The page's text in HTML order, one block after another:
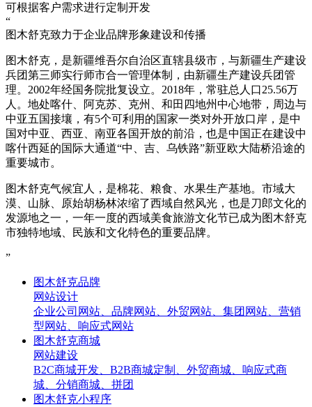
可根据客户需求进行定制开发
“
图木舒克致力于企业品牌形象建设和传播
图木舒克，是新疆维吾尔自治区直辖县级市，与新疆生产建设
兵团第三师实行师市合一管理体制，由新疆生产建设兵团管
理。2002年经国务院批复设立。2018年，常驻总人口25.56万
人。地处喀什、阿克苏、克州、和田四地州中心地带，周边与
中亚五国接壤，有5个可利用的国家一类对外开放口岸，是中
国对中亚、西亚、南亚各国开放的前沿，也是中国正在建设中
喀什西延的国际大通道“中、吉、乌铁路”新亚欧大陆桥沿途的
重要城市。
图木舒克气候宜人，是棉花、粮食、水果生产基地。市域大
漠、山脉、原始胡杨林浓缩了西域自然风光，也是刀郎文化的
发源地之一，一年一度的西域美食旅游文化节已成为图木舒克
市独特地域、民族和文化特色的重要品牌。
”
图木舒克品牌
网站设计
企业公司网站、品牌网站、外贸网站、集团网站、营销
型网站、响应式网站
图木舒克商城
网站建设
B2C商城开发、B2B商城定制、外贸商城、响应式商
城、分销商城、拼团
图木舒克小程序